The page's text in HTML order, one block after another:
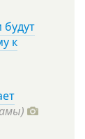
будут
к